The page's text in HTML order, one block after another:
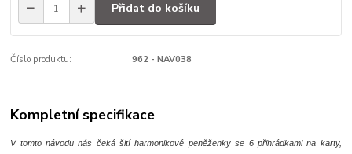
Přidat do košíku
Číslo produktu: 962 - NAV038
Kompletní specifikace
V tomto návodu nás čeká šití harmonikové peněženky se 6 přihrádkami na karty,